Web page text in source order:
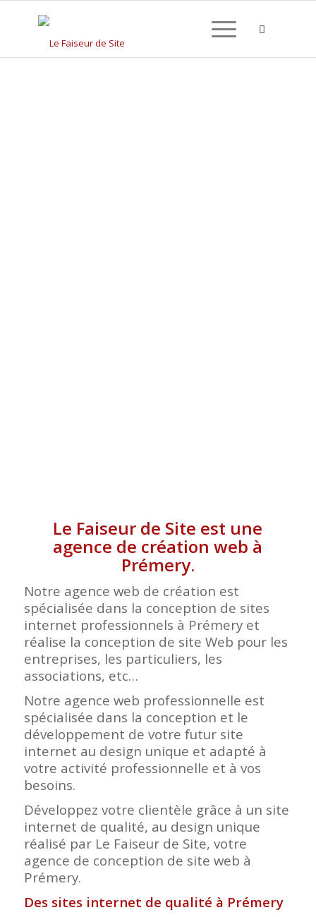
Le Faiseur de Site est une
agence de création web à
Prémery.
Notre agence web de création est
spécialisée dans la conception de sites
internet professionnels à Prémery et
réalise la conception de site Web pour les
entreprises, les particuliers, les
associations, etc…
Notre agence web professionnelle est
spécialisée dans la conception et le
développement de votre futur site
internet au design unique et adapté à
votre activité professionnelle et à vos
besoins.
Développez votre clientèle grâce à un site
internet de qualité, au design unique
réalisé par Le Faiseur de Site, votre
agence de conception de site web à
Prémery.
Des sites internet de qualité à Prémery